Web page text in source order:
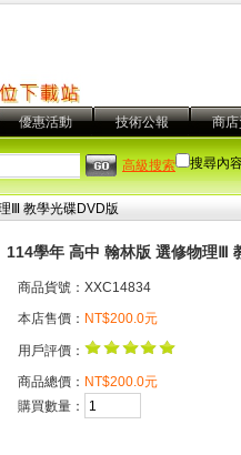
優惠活動 技術公報 商
搜尋內
高級搜索
Ⅲ 教學光碟DVD版
114學年 高中 翰林版 選修物理Ⅲ
商品貨號：XXC14834
本店售價： NT$200.0元
用戶評價：
商品總價： NT$200.0元
購買數量：